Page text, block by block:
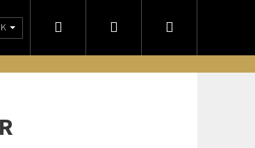
PODMÍNKY DORUČENIE NA SLOVENSKO
Hledat PřihlášeníNákupní